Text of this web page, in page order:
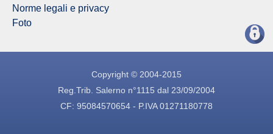
Norme legali e privacy
Foto
Copyright © 2004-2015
Reg.Trib. Salerno n°1115 dal 23/09/2004
CF: 95084570654 - P.IVA 01271180778